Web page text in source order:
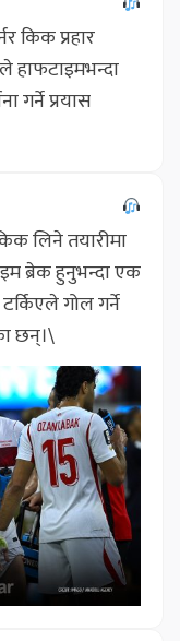
किक प्रहार
हाफटाइमभन्दा
गर्ने प्रयास
लिने तयारीमा
ब्रेक हुनुभन्दा एक
गोल गर्ने
छन्।\